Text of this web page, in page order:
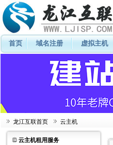
首页 域名注册 虚拟主机
龙江互联首页 云主机
云主机租用服务